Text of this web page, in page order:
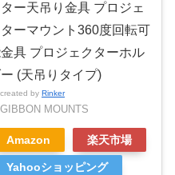
ー天吊り金具 プロジェ
ーマウント360度回転可
具 プロジェクターホル
(天吊りタイプ)
created by Rinker
GIBBON MOUNTS
Amazon 楽天市場
Yahooショッピング